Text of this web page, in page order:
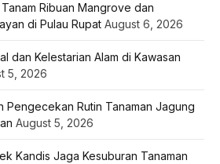
Ribuan Mangrove dan
di Pulau Rupat August 6, 2026
dan Kelestarian Alam di Kawasan
5, 2026
Pengecekan Rutin Tanaman Jagung
August 5, 2026
Kandis Jaga Kesuburan Tanaman